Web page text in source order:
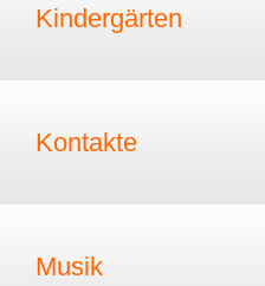
Kindergärten
Kontakte
Musik